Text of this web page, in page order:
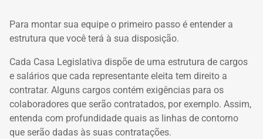
Para montar sua equipe o primeiro passo é entender a
estrutura que você terá à sua disposição.
Cada Casa Legislativa dispõe de uma estrutura de cargos
e salários que cada representante eleita tem direito a
contratar. Alguns cargos contém exigências para os
colaboradores que serão contratados, por exemplo. Assim,
entenda com profundidade quais as linhas de contorno
que serão dadas às suas contratações.